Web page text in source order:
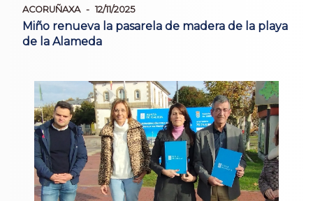
ACORUÑAXA 12/11/2025
Miño renueva la pasarela de madera de la playa
de la Alameda